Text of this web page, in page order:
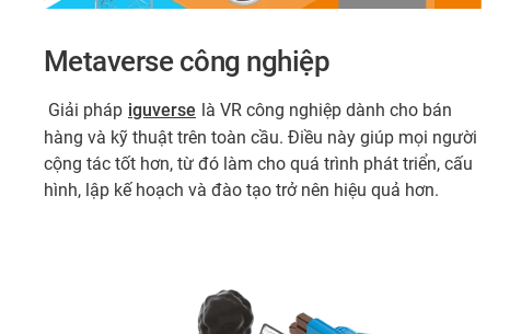
Metaverse công nghiệp
​ Giải pháp iguverse là VR công nghiệp dành cho bán
hàng và kỹ thuật trên toàn cầu. Điều này giúp mọi người
cộng tác tốt hơn, từ đó làm cho quá trình phát triển, cấu
hình, lập kế hoạch và đào tạo trở nên hiệu quả hơn.